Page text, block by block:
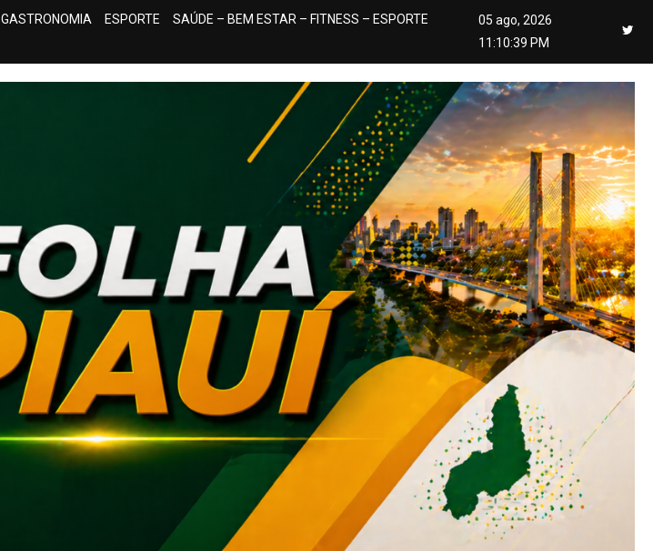
GASTRONOMIA ESPORTE
SAÚDE – BEM ESTAR – FITNESS – ESPORTE
05 ago, 2026
11:10:40 PM